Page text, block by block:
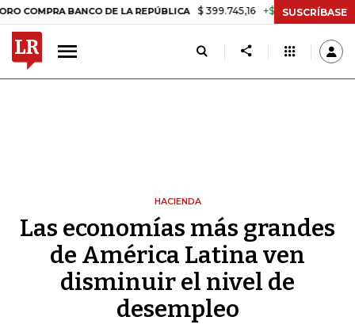
BANCO DE LA REPÚBLICA $ 399.745,16 +$ 2.295,71 +0,58%
SUSCRÍBASE
HACIENDA
Las economías más grandes
de América Latina ven
disminuir el nivel de
desempleo